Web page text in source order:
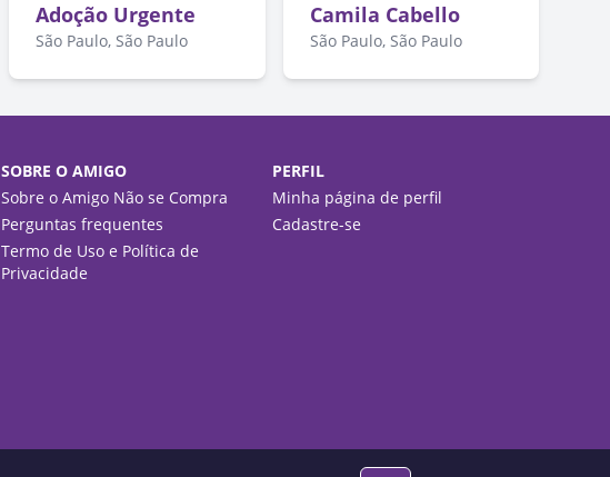
Adoção Urgente
São Paulo, São Paulo
Camila Cabello
São Paulo, São Paulo
SOBRE O AMIGO
Sobre o Amigo Não se Compra
Perguntas frequentes
Termo de Uso e Política de
Privacidade
PERFIL
Minha página de perfil
Cadastre-se